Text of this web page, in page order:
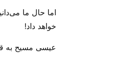
اما حال ما
خواهد داد!
عیسی مسیح به